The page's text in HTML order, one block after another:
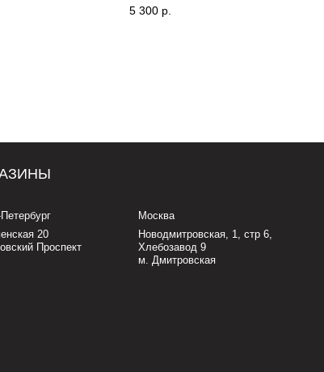
5 300 р.
Новодмитровская, 1, стр 6,